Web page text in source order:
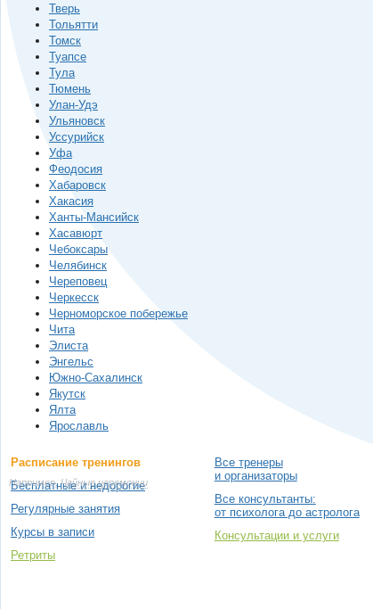
Тверь
Тольятти
Томск
Туапсе
Тула
Тюмень
Улан-Удэ
Ульяновск
Уссурийск
Уфа
Феодосия
Хабаровск
Хакасия
Ханты-Мансийск
Хасавюрт
Чебоксары
Челябинск
Череповец
Черкесск
Черноморское побережье
Чита
Элиста
Энгельс
Южно-Сахалинск
Якутск
Ялта
Ярославль
Например, Чайные церемонии
Расписание тренингов
Бесплатные и недорогие
Регулярные занятия
Курсы в записи
Ретриты
Все тренеры
и организаторы
Все консультанты:
от психолога до астролога
Консультации и услуги